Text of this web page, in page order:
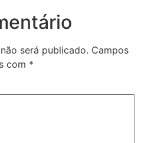
será publicado. Campos
com *